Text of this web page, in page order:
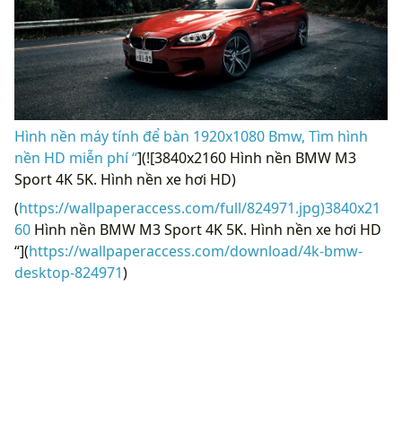
Hình nền máy tính để bàn 1920x1080 Bmw, Tìm hình
nền HD miễn phí “](![3840x2160 Hình nền BMW M3
Sport 4K 5K. Hình nền xe hơi HD)
(https://wallpaperaccess.com/full/824971.jpg)3840x21
60 Hình nền BMW M3 Sport 4K 5K. Hình nền xe hơi HD
“](https://wallpaperaccess.com/download/4k-bmw-
desktop-824971)